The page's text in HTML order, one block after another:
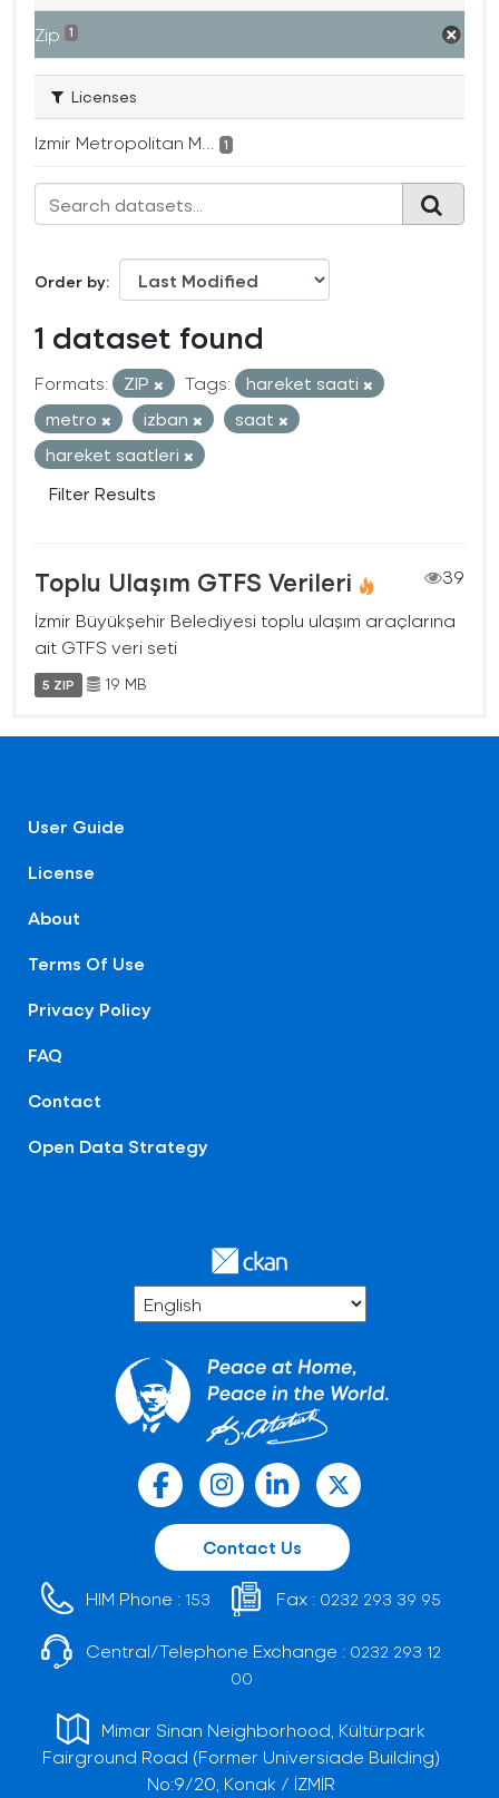
Zip 1
Licenses
Izmir Metropolitan M... 1
Order by
1 dataset found
Formats: ZIP Tags:
hareket saati
metro
izban
saat
hareket saatleri
Filter Results
Toplu Ulaşım GTFS Verileri
39
İzmir Büyükşehir Belediyesi toplu ulaşım araçlarına
ait GTFS veri seti
5 ZIP 19 MB
User Guide
License
About
Terms Of Use
Privacy Policy
FAQ
Contact
Open Data Strategy
Contact Us
HIM Phone : 153 Fax : 0232 293 39 95
Central/Telephone Exchange : 0232 293 12
00
Mimar Sinan Neighborhood, Kültürpark
Fairground Road (Former Universiade Building)
No:9/20, Konak / İZMİR